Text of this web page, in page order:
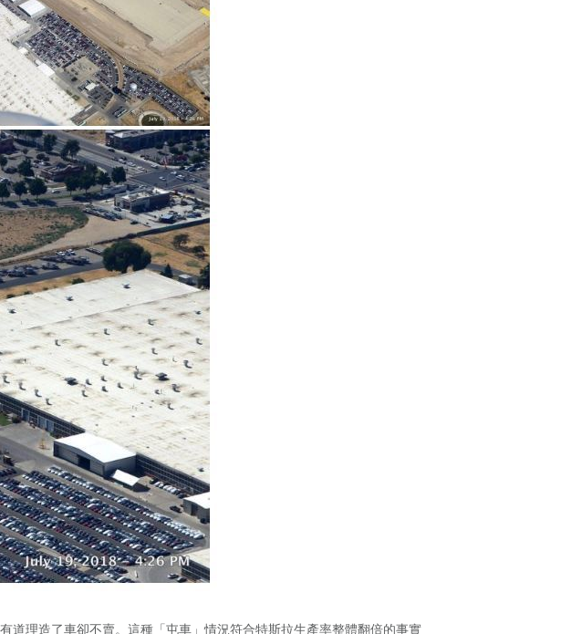
道理造了車卻不賣。這種「屯車」情況符合特斯拉生產率整體翻倍的事實